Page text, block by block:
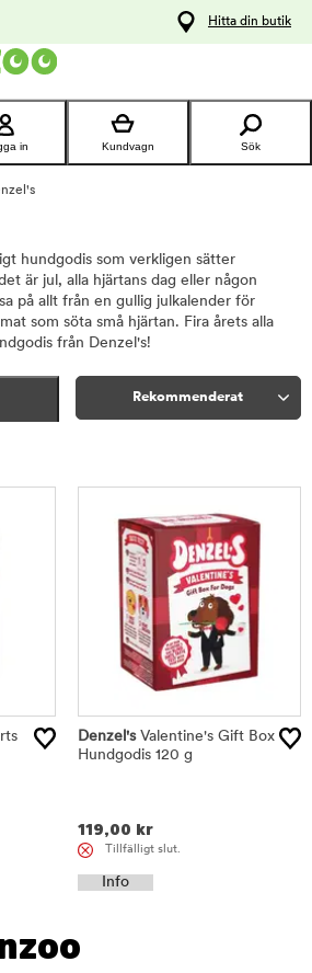
Hitta din butik
in Kundvagn Sök
hundgodis som verkligen sätter
är jul, alla hjärtans dag eller någon
på allt från en gullig julkalender för
som söta små hjärtan. Fira årets alla
från Denzel's!
Rekommenderat
Denzel'sValentine's Gift Box
Hundgodis 120 g
119,00 kr
Tillfälligt slut.
Info